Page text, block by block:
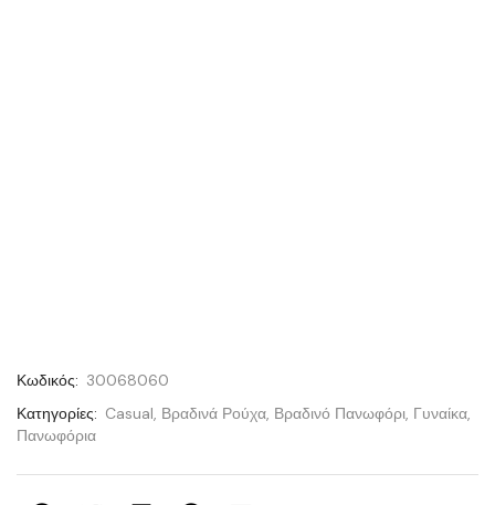
Κωδικός: 30068060
Κατηγορίες: Casual, Βραδινά Ρούχα, Βραδινό Πανωφόρι, Γυναίκα,
Πανωφόρια